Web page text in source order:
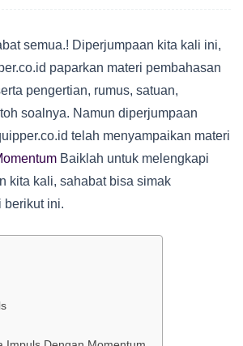
semua.! Diperjumpaan kita kali ini,
paparkan materi pembahasan
pengertian, rumus, satuan,
soalnya. Namun diperjumpaan
telah menyampaikan materi
Baiklah untuk melengkapi
kita kali, sahabat bisa simak
berikut ini.